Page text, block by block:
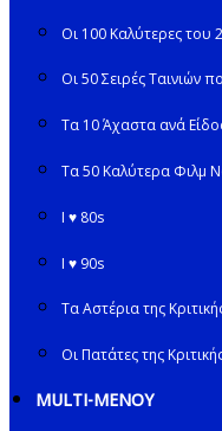
Οι 100 Καλύτερες του
Οι 50 Σειρές Ταινιών
Τα 10 Άχαστα ανά
Τα 50 Καλύτερα Φιλμ
I ♥ 80s
I ♥ 90s
Τα Αστέρια της
Οι Πατάτες της
MULTI-ΜΕΝΟΥ